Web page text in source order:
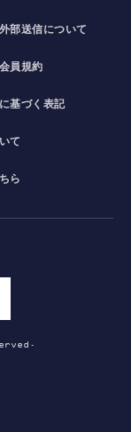
部送信について
員規約
基づく表記
て
ら